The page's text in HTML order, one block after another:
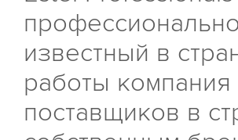
известный в
работы
поставщиков в